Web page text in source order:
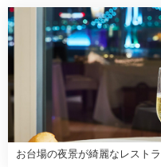
お台場の夜景が綺麗なレスト